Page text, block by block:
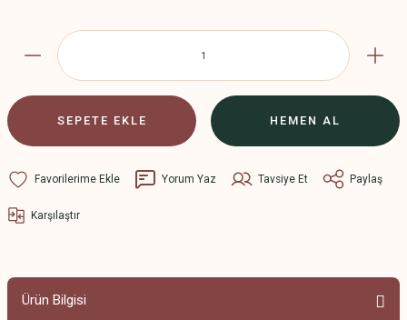
SEPETE EKLE HEMEN AL
Yorum Yaz Tavsiye Et Paylaş
Karşılaştır
Ürün Bilgisi